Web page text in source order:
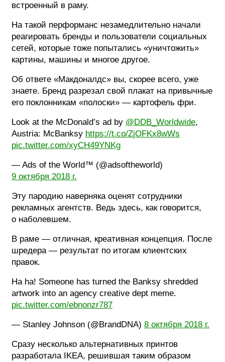
встроенный в раму.
На такой перформанс незамедлительно начали
реагировать бренды и пользователи социальных
сетей, которые тоже попытались «уничтожить»
картины, машины и многое другое.
Об ответе «Макдоналдс» вы, скорее всего, уже
знаете. Бренд разрезал свой плакат на привычные
его поклонникам «полоски» — картофель фри.
Look at the McDonald’s ad by @DDB_Worldwide,
Austria: McBanksy https://t.co/ZjOFKx8wWs
pic.twitter.com/xyCH49YNKg
— Ads of the World™ (@adsoftheworld)
9 октября 2018 г.
Эту пародию наверняка оценят сотрудники
рекламных агентств. Ведь здесь, как говорится,
о наболевшем.
В раме — отличная, креативная концепция. После
шредера — результат по итогам клиентских
правок.
Ha ha! Someone has turned the Banksy shredded
artwork into an agency creative dept meme.
pic.twitter.com/ebnonzr787
— Stanley Johnson (@BrandDNA) 8 октября 2018 г.
Сразу несколько альтернативных принтов
разработала IKEA, решившая таким образом